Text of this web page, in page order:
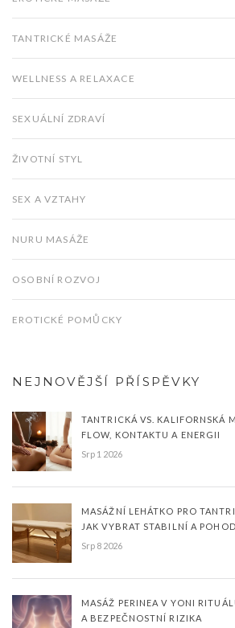
TANTRICKÉ MASÁŽE
WELLNESS A RELAXACE
SEXUÁLNÍ ZDRAVÍ
ŽIVOTNÍ STYL
SEX A VZTAHY
NURU MASÁŽE
OSOBNÍ ROZVOJ
EROTICKÉ POMŮCKY
NEJNOVĚJŠÍ PŘÍSPĚVKY
TANTRICKÁ VS. KALIFORNSKÁ
FLOW, KONTAKTU A ENERGII
Srp 1 2026
MASÁŽNÍ LEHÁTKO PRO
JAK VYBRAT STABILNÍ A
Srp 8 2026
MASÁŽ PERINEA V YONI
A BEZPEČNOSTNÍ RIZIKA